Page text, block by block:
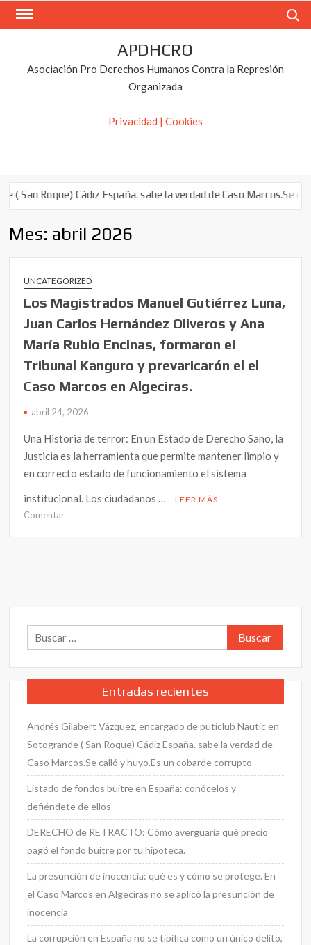
Saltar
APDHCRO
Asociación Pro Derechos Humanos Contra la Represión
Organizada
Privacidad | Cookies
Roque) Cádiz España. sabe la verdad de Caso Marcos.Se calló
Mes: abril 2026
UNCATEGORIZED
Los Magistrados Manuel Gutiérrez Luna,
Juan Carlos Hernández Oliveros y Ana
María Rubio Encinas, formaron el
Tribunal Kanguro y prevaricarón el el
Caso Marcos en Algeciras.
abril 24, 2026
Una Historia de terror: En un Estado de Derecho Sano, la
Justicia es la herramienta que permite mantener limpio y
en correcto estado de funcionamiento el sistema
institucional. Los ciudadanos …
LEER MÁS
Comentaren
Juan
Hernández
Oliveros
y
Ana
Encinas,
formaron
el
Tribunal
Kanguro
y
prevaricarón
el
el
Caso
Marcos
en
Algeciras.
Buscar:
Entradas recientes
Andrés Gilabert Vázquez, encargado de puticlub Nautic en
Sotogrande ( San Roque) Cádiz España. sabe la verdad de
Caso Marcos.Se calló y huyo.Es un cobarde corrupto
Listado de fondos buitre en España: conócelos y
defiéndete de ellos
DERECHO de RETRACTO: Cómo averguaria qué precio
pagó el fondo buitre por tu hipoteca.
La presunción de inocencia: qué es y cómo se protege. En
el Caso Marcos en Algeciras no se aplicó la presunción de
inocencia
La corrupción en España no se tipifica como un único delito,